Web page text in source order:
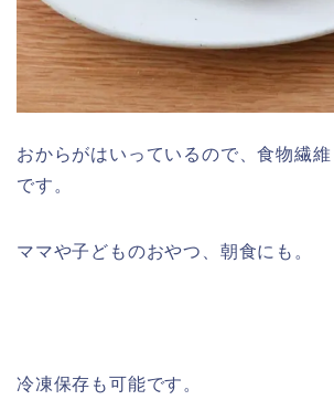
おからがはいっているので、食物繊
です。
ママや子どものおやつ、朝食にも。
冷凍保存も可能です。